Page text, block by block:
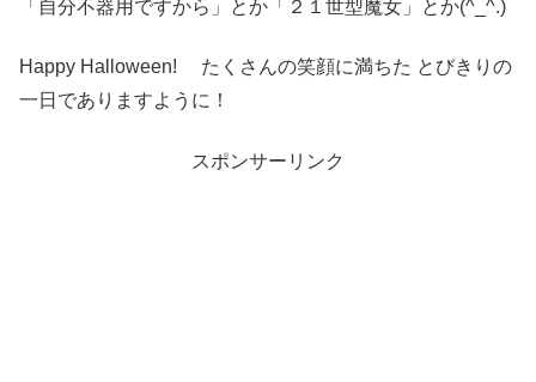
「自分不器用ですから」とか「２１世型魔女」とか(^_^.)
Happy Halloween! たくさんの笑顔に満ちた とびきりの
一日でありますように！
スポンサーリンク